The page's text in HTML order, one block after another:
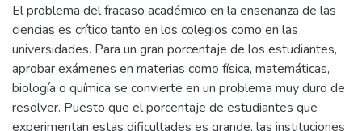
El problema del fracaso académico en la enseñanza de las
ciencias es crítico tanto en los colegios como en las
universidades. Para un gran porcentaje de los estudiantes,
aprobar exámenes en materias como física, matemáticas,
biología o química se convierte en un problema muy duro de
resolver. Puesto que el porcentaje de estudiantes que
experimentan estas dificultades es grande, las instituciones